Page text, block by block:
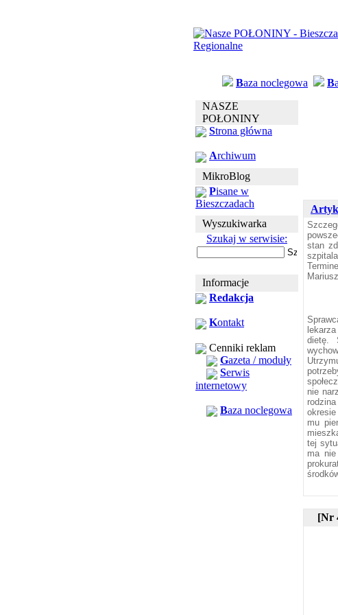
Baza noclegowa B
NASZE
POŁONINY
Strona główna
Archiwum
MikroBlog
Pisane w
Bieszczadach
Wyszukiwarka
Szukaj w serwisie:
Informacje
Redakcja
Kontakt
Cenniki reklam
Gazeta / moduły
Serwis
internetowy
Baza noclegowa
stan
dietę.
nie
mu
tej
ma
[Nr